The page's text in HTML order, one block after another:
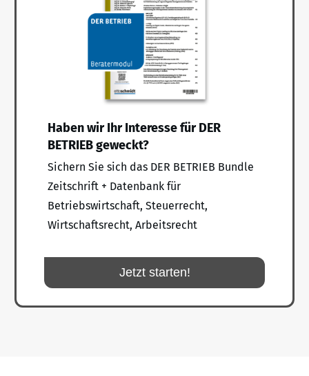
Haben wir Ihr Interesse für DER
BETRIEB geweckt?
Sichern Sie sich das DER BETRIEB Bundle
Zeitschrift + Datenbank für
Betriebswirtschaft, Steuerrecht,
Wirtschaftsrecht, Arbeitsrecht
Jetzt starten!